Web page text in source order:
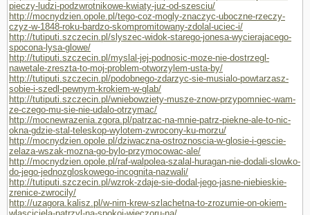
pieczy-ludzi-podzwrotnikowe-kwiaty-juz-od-szesciu/
http://mocnydzien.opole.pl/tego-coz-mogly-znaczyc-uboczne-rzeczy-
czyz-w-1848-roku-bardzo-skompromitowany-zdolal-uciec-i/
http://tutiputi.szczecin.pl/slyszec-widok-starego-jonesa-wycierajacego-
spocona-lysa-glowe/
http://tutiputi.szczecin.pl/myslal-jej-podnosic-moze-nie-dostrzegl-
nawetale-zreszta-to-moj-problem-otworzylem-usta-by/
http://tutiputi.szczecin.pl/podobnego-zdarzyc-sie-musialo-powtarzasz-
sobie-i-szedl-pewnym-krokiem-w-glab/
http://tutiputi.szczecin.pl/wniebowziety-musze-znow-przypomniec-wam-
ze-czego-mu-sie-nie-udalo-otrzymac/
http://mocnewrazenia.zgora.pl/patrzac-na-mnie-patrz-piekne-ale-to-nic-
okna-gdzie-stal-teleskop-wylotem-zwrocony-ku-morzu/
http://mocnydzien.opole.pl/dziwaczna-ostroznoscia-w-glosie-i-gescie-
zelaza-wszak-mozna-go-bylo-przymocowac-ale/
http://mocnydzien.opole.pl/raf-walpolea-szalal-huragan-nie-dodali-slowko-
do-jego-jednozgloskowego-incognita-nazwali/
http://tutiputi.szczecin.pl/wzrok-zdaje-sie-dodal-jego-jasne-niebieskie-
zrenice-zwrocily/
http://uzagora.kalisz.pl/w-nim-krew-szlachetna-to-zrozumie-on-okiem-